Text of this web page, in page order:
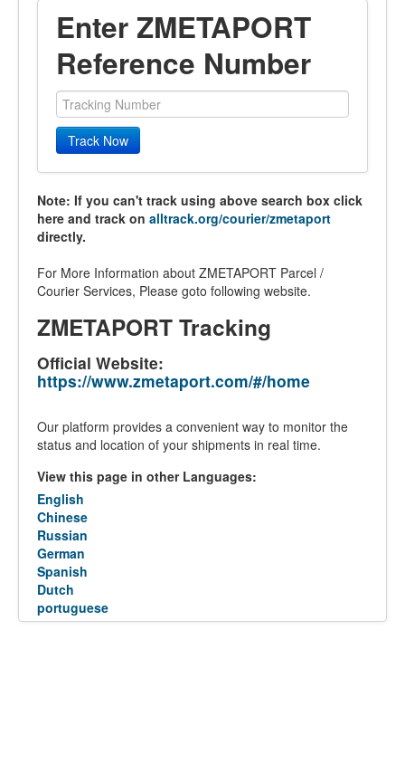
Enter ZMETAPORT
Reference Number
Track Now
Note: If you can't track using above search box click
here and track on alltrack.org/courier/zmetaport
directly.
For More Information about ZMETAPORT Parcel /
Courier Services, Please goto following website.
ZMETAPORT Tracking
Official Website:
https://www.zmetaport.com/#/home
Our platform provides a convenient way to monitor the
status and location of your shipments in real time.
View this page in other Languages:
English
Chinese
Russian
German
Spanish
Dutch
portuguese